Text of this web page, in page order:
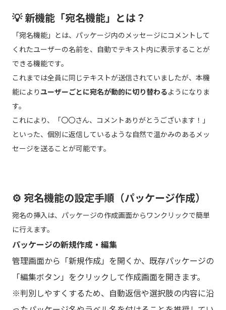
💡 新機能「宛名機能」とは？
「宛名機能」とは、パッケージ内のメッセージにコメントして
くれたユーザーの名前を、自動でテキスト内に表示することが
できる機能です。
これまでは全員に同じテキストが送信されていましたが、本機
能により ユーザーごとに宛名が動的に切り替わるようになりま
す。
これにより、「〇〇さん、コメントありがとうございます！」
といった、個別に返信しているような自然で温かみのあるメッ
セージを送ることが可能です。
⚙️ 宛名機能の設定手順（パッケージ作成）
宛名の挿入は、パッケージの作成画面からワンクリックで簡単
に行えます。
パッケージの新規作成・編集
管理画面から「新規作成」を開くか、既存パッケージの
「編集ボタン」をクリックして作成画面を開きます。
※判別しやすくするため、自動返信や選択肢の内容に沿